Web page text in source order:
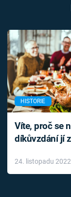
HISTORIE
Víte, proč se
díkůvzdání jí
24. listopadu